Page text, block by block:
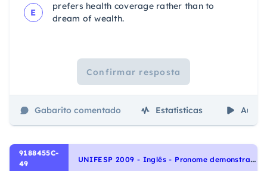
E
prefers health coverage rather than to
dream of wealth.
Confirmar resposta
Gabarito comentado Estatísticas Aulas
9188455C-
49
U
NIFESP 2009 - Inglês - Pronome demonstrativo | Demonstrative pronoun, Interpretação de texto | Reading comprehension, Pronomes | Pronouns